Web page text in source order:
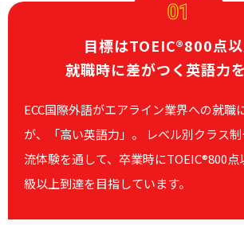
01
目標はTOEIC®800点以
就職時に差がつく英語力
ECC国際外語がエアライン業界への就職
が、「高い英語力」。
レベル別クラス
流体験を通して、卒業時にTOEIC®800点
級以上到達を目指しています。